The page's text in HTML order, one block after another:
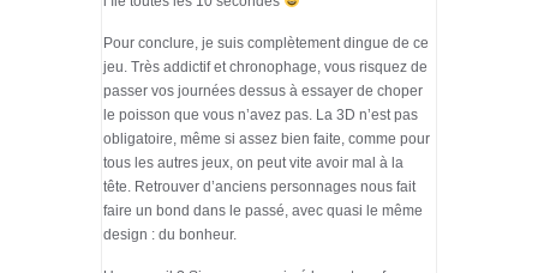
Pour conclure, je suis complètement dingue de ce
jeu. Très addictif et chronophage, vous risquez de
passer vos journées dessus à essayer de choper
le poisson que vous n’avez pas. La 3D n’est pas
obligatoire, même si assez bien faite, comme pour
tous les autres jeux, on peut vite avoir mal à la
tête. Retrouver d’anciens personnages nous fait
faire un bond dans le passé, avec quasi le même
design : du bonheur.